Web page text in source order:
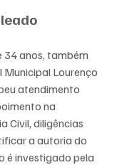
34 anos, também
Lourenço
atendimento
na
Civil, diligências
a autoria do
é investigado pela